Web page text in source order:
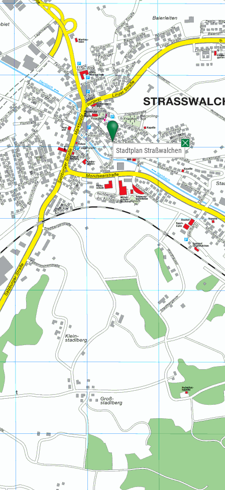
Stadtplan Straßwalchen